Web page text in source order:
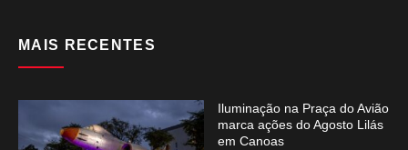
MAIS RECENTES
Iluminação na Praça do Avião
marca ações do Agosto Lilás
em Canoas